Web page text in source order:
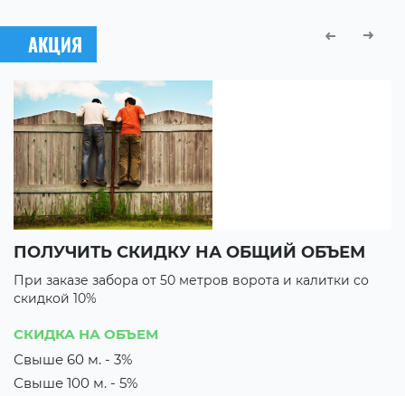
АКЦИЯ
ПОЛУЧИТЬ СКИДКУ НА ОБЩИЙ ОБЪЕМ
При заказе забора от 50 метров ворота и калитки со
скидкой 10%
СКИДКА НА ОБЪЕМ
Свыше 60 м. - 3%
Свыше 100 м. - 5%